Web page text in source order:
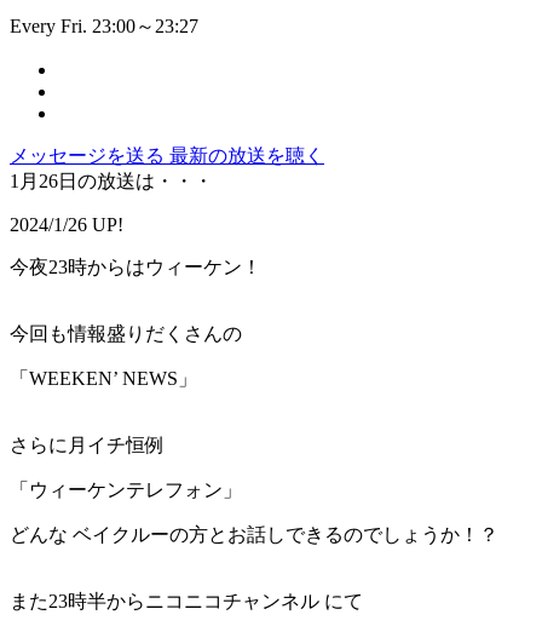
Every Fri. 23:00～23:27
メッセージを送る 最新の放送を聴く
1月26日の放送は・・・
2024/1/26 UP!
今夜23時からはウィーケン！
今回も情報盛りだくさんの
「WEEKEN’ NEWS」
さらに月イチ恒例
「ウィーケンテレフォン」
どんな ベイクルーの方とお話しできるのでしょうか！？
また23時半からニコニコチャンネル にて